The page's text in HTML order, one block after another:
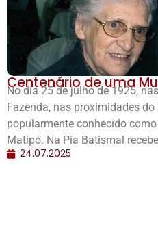
Centenário de uma
No dia 25 de julho de 1925,
Fazenda, nas proximidades
popularmente conhecido
Matipó. Na Pia Batismal
24.07.2025